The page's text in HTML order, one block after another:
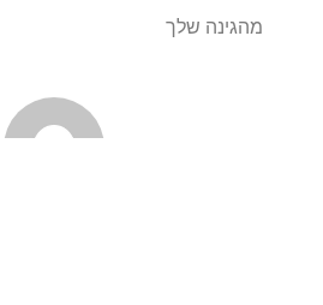
מהגינה שלך